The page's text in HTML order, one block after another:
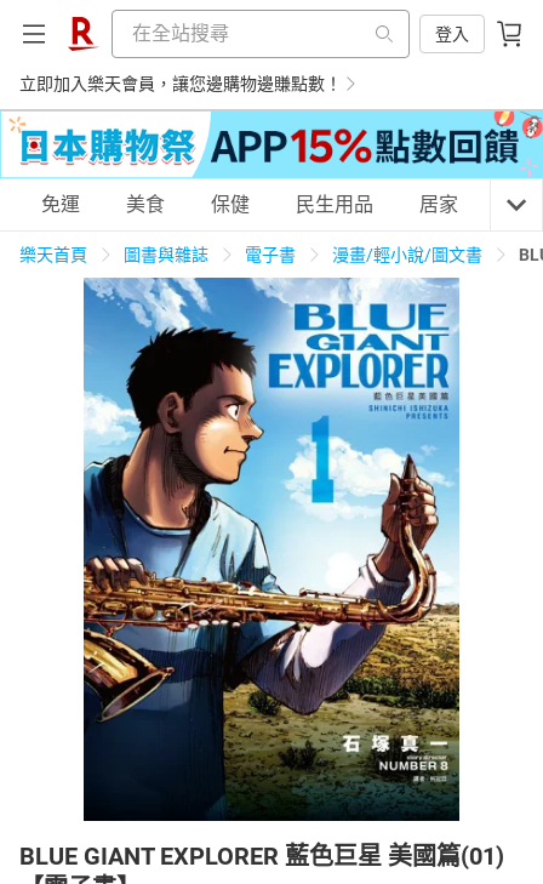
登入
立即加入樂天會員，讓您邊購物邊賺點數！
購物網分類
美食蛋糕 養生保健 民生用品
居家生活 3C家電 運動休閒
女裝 男裝 情趣用品
日本購物 電子/紙本書
HOT
免運 美食 保健 民生用品 居家 3C
樂天首頁 圖書與雜誌 電子書 漫畫/輕小說/圖文書
BLUE GIANT EXPLORER 藍色巨星 美國篇(01)